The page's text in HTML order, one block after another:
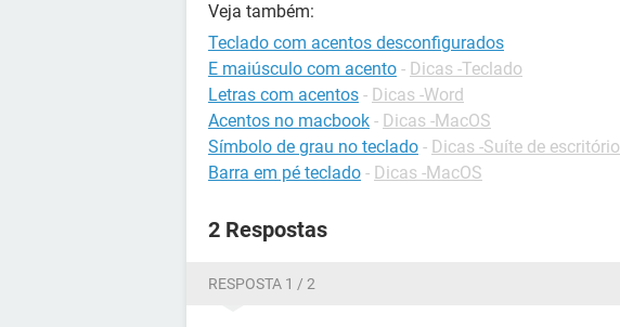
Veja também:
Teclado com acentos desconfigurados
E maiúsculo com acento - Dicas -Teclado
Letras com acentos - Dicas -Word
Acentos no macbook - Dicas -MacOS
Símbolo de grau no teclado - Dicas -Suíte de escritório
Barra em pé teclado - Dicas -MacOS
2 Respostas
RESPOSTA 1 / 2